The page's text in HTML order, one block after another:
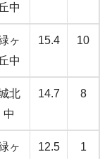
丘中
ヶ
丘中
15.4 10
北
中
14.7 8
ヶ
12.5 1